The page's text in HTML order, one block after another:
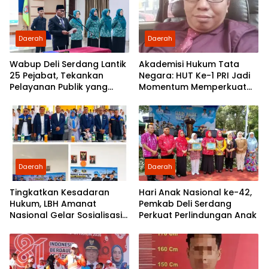
Daerah
Wabup Deli Serdang Lantik
25 Pejabat, Tekankan
Pelayanan Publik yang
Daerah
Akademisi Hukum Tata
Negara: HUT Ke-1 PRI Jadi
Momentum Memperkuat
Pengabdian kepada
Rakyat
Daerah
Tingkatkan Kesadaran
Hukum, LBH Amanat
Nasional Gelar Sosialisasi
Morawa
Daerah
Hari Anak Nasional ke-42,
Pemkab Deli Serdang
Perkuat Perlindungan Anak